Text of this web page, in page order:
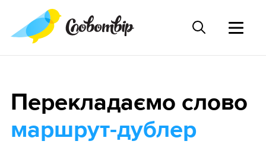
Перекладаємо слово
маршрут-дублер